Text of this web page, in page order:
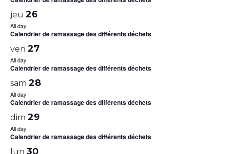
jeu 26
All day
Calendrier de ramassage des différents déchets
ven 27
All day
Calendrier de ramassage des différents déchets
sam 28
All day
Calendrier de ramassage des différents déchets
dim 29
All day
Calendrier de ramassage des différents déchets
lun 30